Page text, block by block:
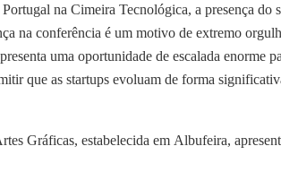
na Cimeira Tecnológica, a presença do
na conferência é um motivo de extremo
uma oportunidade de escalada enorme
que as startups evoluam de forma
Gráficas, estabelecida em Albufeira,